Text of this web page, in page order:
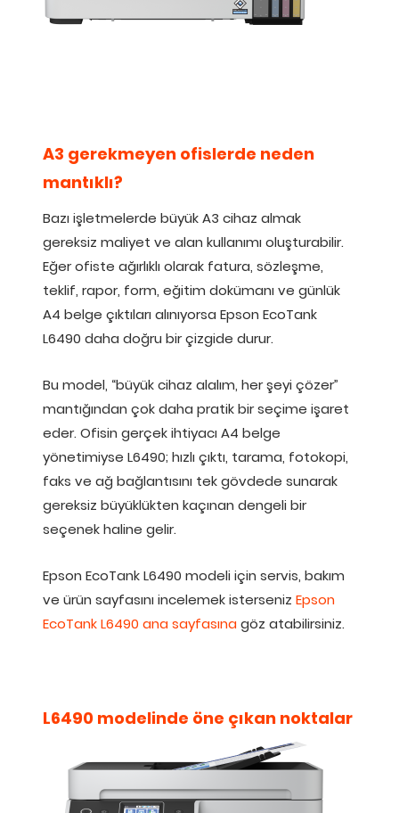
A3 gerekmeyen ofislerde neden
mantıklı?
Bazı işletmelerde büyük A3 cihaz almak
gereksiz maliyet ve alan kullanımı oluşturabilir.
Eğer ofiste ağırlıklı olarak fatura, sözleşme,
teklif, rapor, form, eğitim dokümanı ve günlük
A4 belge çıktıları alınıyorsa Epson EcoTank
L6490 daha doğru bir çizgide durur.
Bu model, “büyük cihaz alalım, her şeyi çözer”
mantığından çok daha pratik bir seçime işaret
eder. Ofisin gerçek ihtiyacı A4 belge
yönetimiyse L6490; hızlı çıktı, tarama, fotokopi,
faks ve ağ bağlantısını tek gövdede sunarak
gereksiz büyüklükten kaçınan dengeli bir
seçenek haline gelir.
Epson EcoTank L6490 modeli için servis, bakım
ve ürün sayfasını incelemek isterseniz Epson
EcoTank L6490 ana sayfasınagöz atabilirsiniz.
L6490 modelinde öne çıkan noktalar